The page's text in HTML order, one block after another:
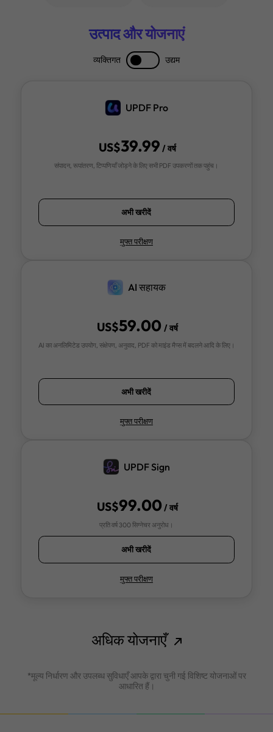
AI के साथ इमेज से टेक्स्ट कन्वर्टर्स: 5 प्रमुख OCR
की तुलना
इमेज से टेक्स्ट को तेजी से और सटीकता से कॉपी करें
2025 में स्कैन किए गए PDF को Excel में परिवर्तित करने
इमेज से टेक्स्ट पढ़ने के 3 सबसे अच्छे तरीके
पर विस्तृत गाइड
PDF को ऑनलाइन OCR कैसे करें? (3 कार्यशील तरीके)
उत्पाद और योजनाएं
अधिक योजनाएँ
*मूल्य निर्धारण और उपलब्ध सुविधाएँ आपके द्वारा चुनी गई विशिष्ट योजनाओं पर
आधारित हैं।